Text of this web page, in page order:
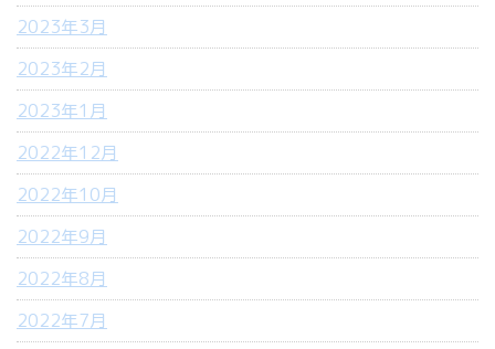
2023年3月
2023年2月
2023年1月
2022年12月
2022年10月
2022年9月
2022年8月
2022年7月